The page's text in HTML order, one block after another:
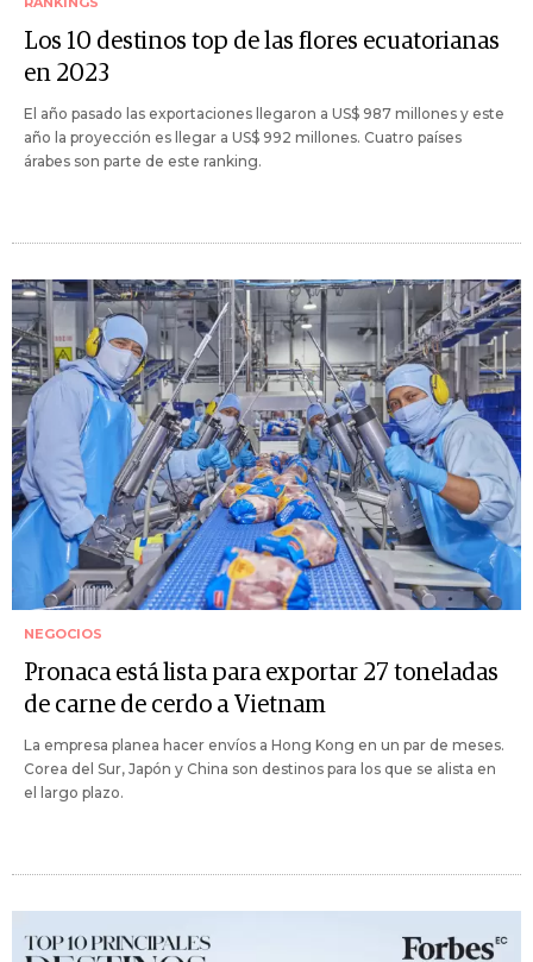
Los 10 destinos top de las flores ecuatorianas
en 2023
El año pasado las exportaciones llegaron a US$ 987 millones y este
año la proyección es llegar a US$ 992 millones. Cuatro países
árabes son parte de este ranking.
NEGOCIOS
Pronaca está lista para exportar 27 toneladas
de carne de cerdo a Vietnam
La empresa planea hacer envíos a Hong Kong en un par de meses.
Corea del Sur, Japón y China son destinos para los que se alista en
el largo plazo.